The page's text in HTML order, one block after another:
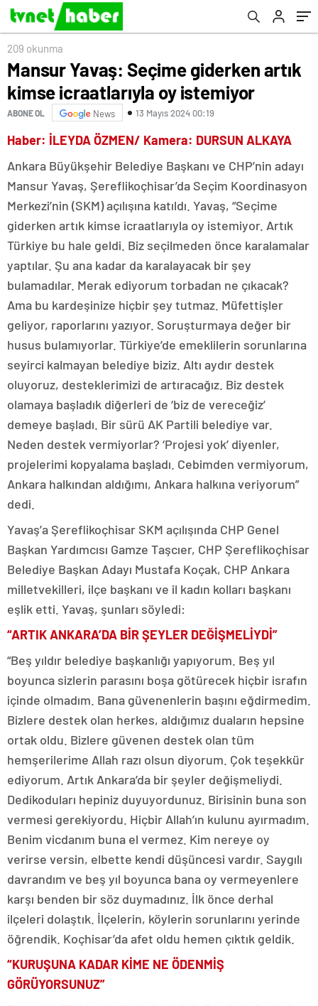
209 okunma
Mansur Yavaş: Seçime giderken artık
kimse icraatlarıyla oy istemiyor
ABONE OL News 13 Mayıs 2024 00:19
Haber: İLEYDA ÖZMEN/ Kamera: DURSUN ALKAYA
Ankara Büyükşehir Belediye Başkanı ve CHP’nin adayı
Mansur Yavaş, Şereflikoçhisar’da Seçim Koordinasyon
Merkezi’nin (SKM) açılışına katıldı. Yavaş, “Seçime
giderken artık kimse icraatlarıyla oy istemiyor. Artık
Türkiye bu hale geldi. Biz seçilmeden önce karalamalar
yaptılar. Şu ana kadar da karalayacak bir şey
bulamadılar. Merak ediyorum torbadan ne çıkacak?
Ama bu kardeşinize hiçbir şey tutmaz. Müfettişler
geliyor, raporlarını yazıyor. Soruşturmaya değer bir
husus bulamıyorlar. Türkiye’de emeklilerin sorunlarına
seyirci kalmayan belediye biziz. Altı aydır destek
oluyoruz, desteklerimizi de artıracağız. Biz destek
olamaya başladık diğerleri de ‘biz de vereceğiz’
demeye başladı. Bir sürü AK Partili belediye var.
Neden destek vermiyorlar? ‘Projesi yok’ diyenler,
projelerimi kopyalama başladı. Cebimden vermiyorum,
Ankara halkından aldığımı, Ankara halkına veriyorum”
dedi.
Yavaş’a Şereflikoçhisar SKM açılışında CHP Genel
Başkan Yardımcısı Gamze Taşcıer, CHP Şereflikoçhisar
Belediye Başkan Adayı Mustafa Koçak, CHP Ankara
milletvekilleri, ilçe başkanı ve il kadın kolları başkanı
eşlik etti. Yavaş, şunları söyledi:
“ARTIK ANKARA’DA BİR ŞEYLER DEĞİŞMELİYDİ”
“Beş yıldır belediye başkanlığı yapıyorum. Beş yıl
boyunca sizlerin parasını boşa götürecek hiçbir israfın
içinde olmadım. Bana güvenenlerin başını eğdirmedim.
Bizlere destek olan herkes, aldığımız duaların hepsine
ortak oldu. Bizlere güvenen destek olan tüm
hemşerilerime Allah razı olsun diyorum. Çok teşekkür
ediyorum. Artık Ankara’da bir şeyler değişmeliydi.
Dedikoduları hepiniz duyuyordunuz. Birisinin buna son
vermesi gerekiyordu. Hiçbir Allah’ın kulunu ayırmadım.
Benim vicdanım buna el vermez. Kim nereye oy
verirse versin, elbette kendi düşüncesi vardır. Saygılı
davrandım ve beş yıl boyunca bana oy vermeyenlere
karşı benden bir söz duymadınız. İlk önce derhal
ilçeleri dolaştık. İlçelerin, köylerin sorunlarını yerinde
öğrendik. Koçhisar’da afet oldu hemen çıktık geldik.
“KURUŞUNA KADAR KİME NE ÖDENMİŞ
GÖRÜYORSUNUZ”